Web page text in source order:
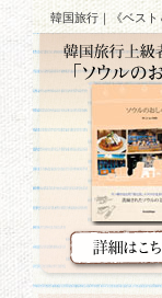
韓国旅行｜《ベス